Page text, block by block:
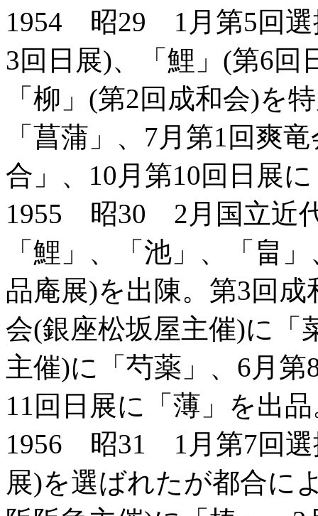
1954 昭29 1月第5回選
3回日展)、「鯉」(第6回
「柳」(第2回成和会)を
「菖蒲」、7月第1回爽
合」、10月第10回日展
1955 昭30 2月国立近
「鯉」、「池」、「畠
品庵展)を出陳。第3回
会(銀座松坂屋主催)に「
主催)に「芍薬」、6月
11回日展に「薄」を出
1956 昭31 1月第7回選
展)を選ばれたが都合に